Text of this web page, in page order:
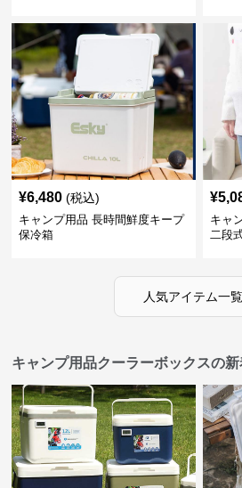
¥6,480 (税込)
キャンプ用品 長時間鮮度キープ
保冷箱
¥
キャ
二段
人気アイテム一
キャンプ用品クーラーボックスの